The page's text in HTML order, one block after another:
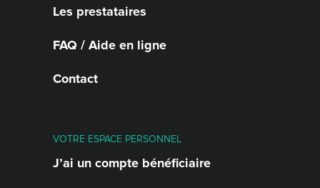
Les prestataires
FAQ / Aide en ligne
Contact
VOTRE ESPACE PERSONNEL
J’ai un compte bénéficiaire